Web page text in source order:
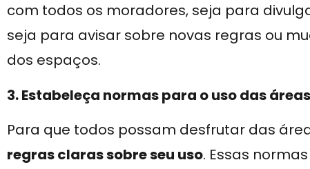
com todos os moradores, seja para
seja para avisar sobre novas regras ou
dos espaços.
3. Estabeleça normas para o uso das
Para que todos possam desfrutar das
regras claras sobre seu uso. Essas